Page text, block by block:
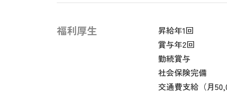
福利厚生
昇給年1回
賞与年2回
勤続賞与
社会保険完備
交通費支給（月